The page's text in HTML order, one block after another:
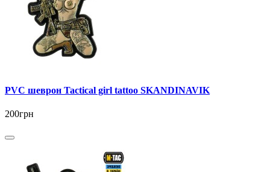
PVC шеврон Tactical girl tattoo SKANDINAVIK
200грн